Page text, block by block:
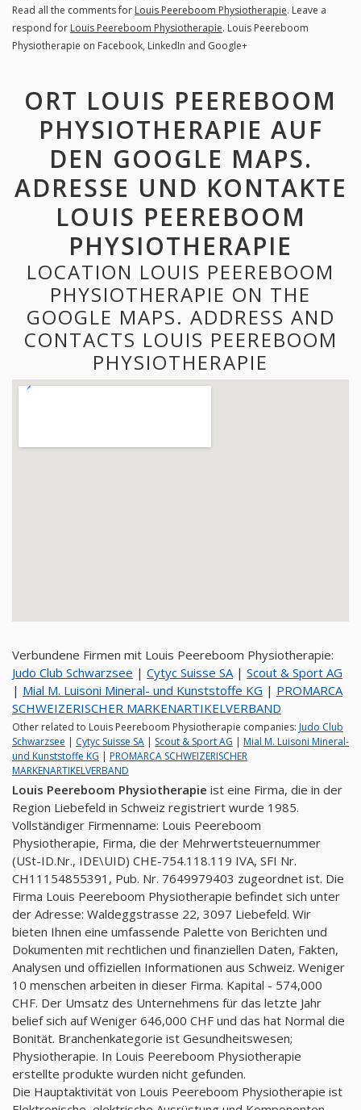
Read all the comments for Louis Peereboom Physiotherapie. Leave a
respond for Louis Peereboom Physiotherapie. Louis Peereboom
Physiotherapie on Facebook, LinkedIn and Google+
ORT LOUIS PEEREBOOM
PHYSIOTHERAPIE AUF
DEN GOOGLE MAPS.
ADRESSE UND KONTAKTE
LOUIS PEEREBOOM
PHYSIOTHERAPIE
LOCATION LOUIS PEEREBOOM
PHYSIOTHERAPIE ON THE
GOOGLE MAPS. ADDRESS AND
CONTACTS LOUIS PEEREBOOM
PHYSIOTHERAPIE
Verbundene Firmen mit Louis Peereboom Physiotherapie:
Judo Club Schwarzsee | Cytyc Suisse SA | Scout & Sport AG
| Mial M. Luisoni Mineral- und Kunststoffe KG | PROMARCA
SCHWEIZERISCHER MARKENARTIKELVERBAND
Other related to Louis Peereboom Physiotherapie companies: Judo Club
Schwarzsee | Cytyc Suisse SA | Scout & Sport AG | Mial M. Luisoni Mineral-
und Kunststoffe KG | PROMARCA SCHWEIZERISCHER
MARKENARTIKELVERBAND
Louis Peereboom Physiotherapie ist eine Firma, die in der
Region Liebefeld in Schweiz registriert wurde 1985.
Vollständiger Firmenname: Louis Peereboom
Physiotherapie, Firma, die der Mehrwertsteuernummer
(USt-ID.Nr., IDE\UID) CHE-754.118.119 IVA, SFI Nr.
CH11154855391, Pub. Nr. 7649979403 zugeordnet ist. Die
Firma Louis Peereboom Physiotherapie befindet sich unter
der Adresse: Waldeggstrasse 22, 3097 Liebefeld. Wir
bieten Ihnen eine umfassende Palette von Berichten und
Dokumenten mit rechtlichen und finanziellen Daten, Fakten,
Analysen und offiziellen Informationen aus Schweiz. Weniger
10 menschen arbeiten in dieser Firma. Kapital - 574,000
CHF. Der Umsatz des Unternehmens für das letzte Jahr
belief sich auf Weniger 646,000 CHF und das hat Normal die
Bonität. Branchenkategorie ist Gesundheitswesen;
Physiotherapie. In Louis Peereboom Physiotherapie
erstellte produkte wurden nicht gefunden.
Die Hauptaktivität von Louis Peereboom Physiotherapie ist